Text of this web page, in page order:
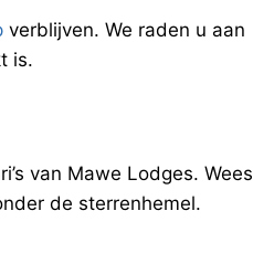
verblijven. We raden u aan
is.
van Mawe Lodges. Wees
de sterrenhemel.